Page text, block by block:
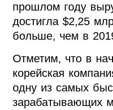
прошлом году
достигла $2,25
больше, чем в
Отметим, что в
корейская
одну из самых
зарабатывающих